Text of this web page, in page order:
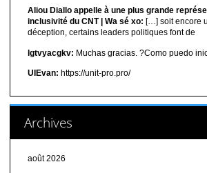
Aliou Diallo appelle à une plus grande
inclusivité du CNT | Wa sé xo: […] soit encore
déception, certains leaders politiques font de
lgtvyacgkv: Muchas gracias. ?Como puedo
UIEvan: https://unit-pro.pro/
Archives
août 2026